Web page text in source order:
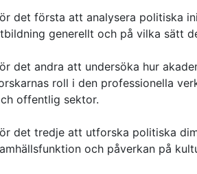
det första att analysera politiska
generellt och på vilka sätt
det andra att undersöka hur
roll i den professionella
offentlig sektor.
det tredje att utforska politiska
och påverkan på